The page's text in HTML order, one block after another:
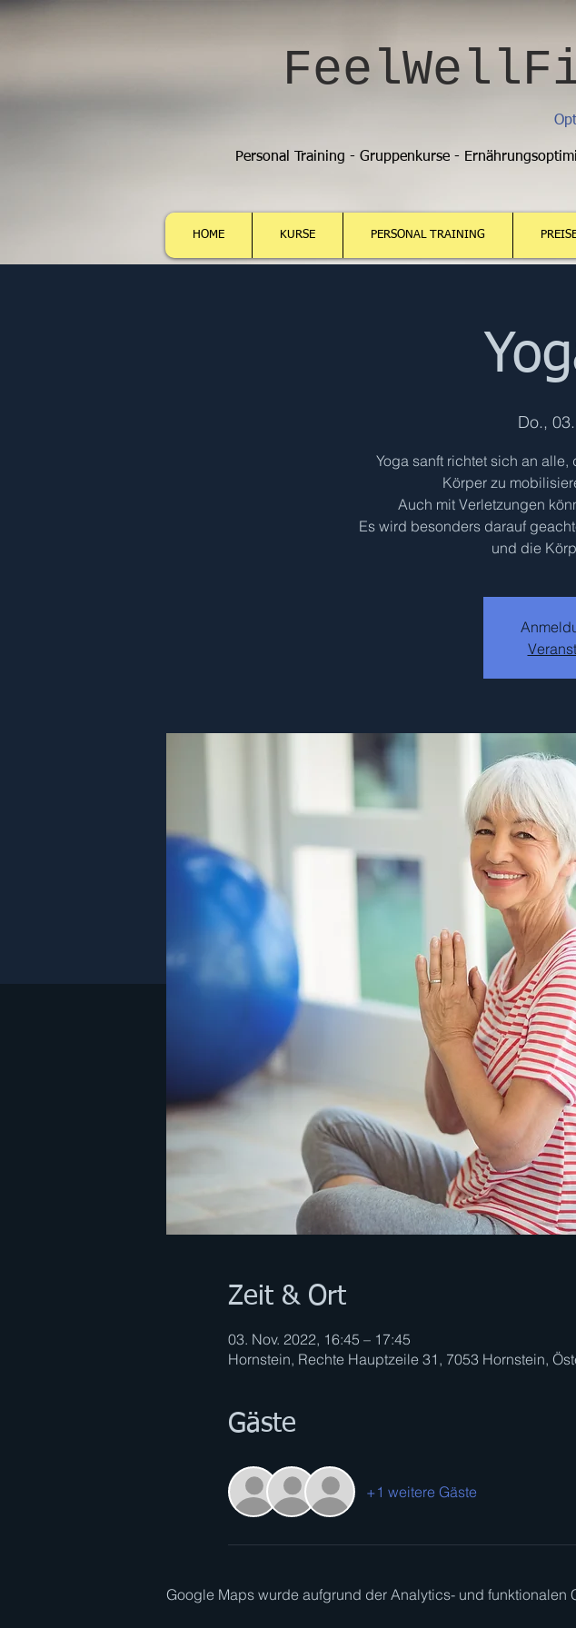
Personal Training - Gruppenkurse -
HOME KURSE PERSONAL TRAINING
Do.,
Yoga sanft richtet sich an
Körper zu
Auch mit Verletzungen
Es wird besonders darauf
und die
Zeit & Ort
03. Nov. 2022, 16:45 – 17:45
Hornstein, Rechte Hauptzeile 31, 7053 Hornstein,
Gäste
+1 weitere Gäste
Google Maps wurde aufgrund der Analytics- und funktionalen